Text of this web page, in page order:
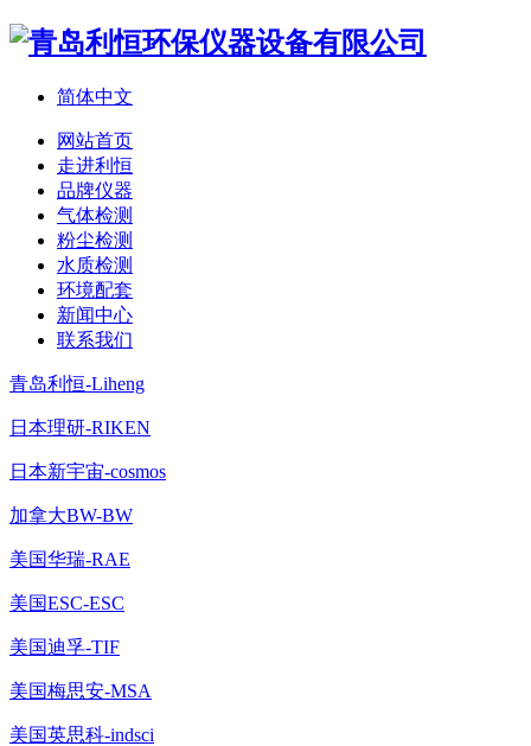
简体中文
网站首页
走进利恒
品牌仪器
气体检测
粉尘检测
水质检测
环境配套
新闻中心
联系我们
青岛利恒-Liheng
日本理研-RIKEN
日本新宇宙-cosmos
加拿大BW-BW
美国华瑞-RAE
美国ESC-ESC
美国迪孚-TIF
美国梅思安-MSA
美国英思科-indsci